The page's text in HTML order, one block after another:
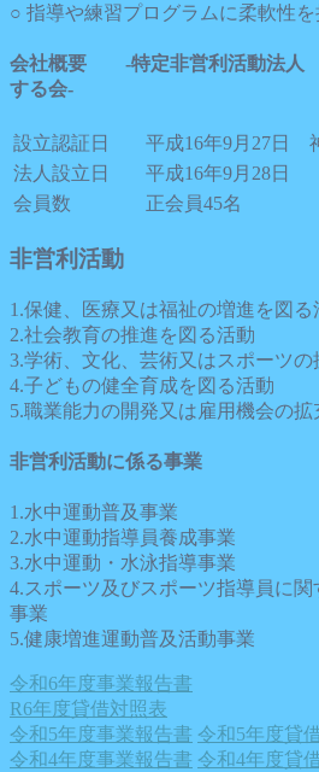
○ 指導や練習プログラムに柔軟性を
会社概要 -特定非営利活動法人
する会-
設立認証日
平成16年9月27日
法人設立日
平成16年9月28日
会員数
正会員45名
非営利活動
1.保健、医療又は福祉の増進を図る
2.社会教育の推進を図る活動
3.学術、文化、芸術又はスポーツの
4.子どもの健全育成を図る活動
5.職業能力の開発又は雇用機会の
非営利活動に係る事業
1.水中運動普及事業
2.水中運動指導員養成事業
3.水中運動・水泳指導事業
4.スポーツ及びスポーツ指導員に
事業
5.健康増進運動普及活動事業
令和6年度事業報告書
R6年度貸借対照表
令和5年度事業報告書 令和5年度貸
令和4年度事業報告書 令和4年度貸